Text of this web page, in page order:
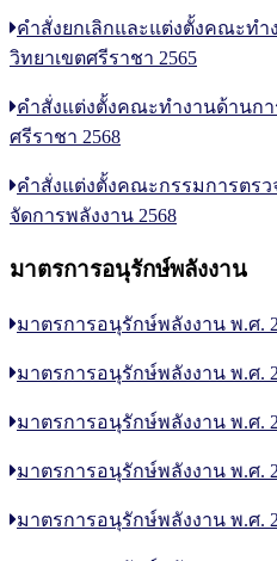
คำสั่งยกเลิกและแต่งตั้งคณะท
วิทยาเขตศรีราชา 2565
คำสั่งแต่งตั้งคณะทำงานด้านก
ศรีราชา 2568
คำสั่งแต่งตั้งคณะกรรมการตร
จัดการพลังงาน 2568
มาตรการอนุรักษ์พลังงาน
มาตรการอนุรักษ์พลังงาน พ.ศ.
มาตรการอนุรักษ์พลังงาน พ.ศ.
มาตรการอนุรักษ์พลังงาน พ.ศ.
มาตรการอนุรักษ์พลังงาน พ.ศ.
มาตรการอนุรักษ์พลังงาน พ.ศ.